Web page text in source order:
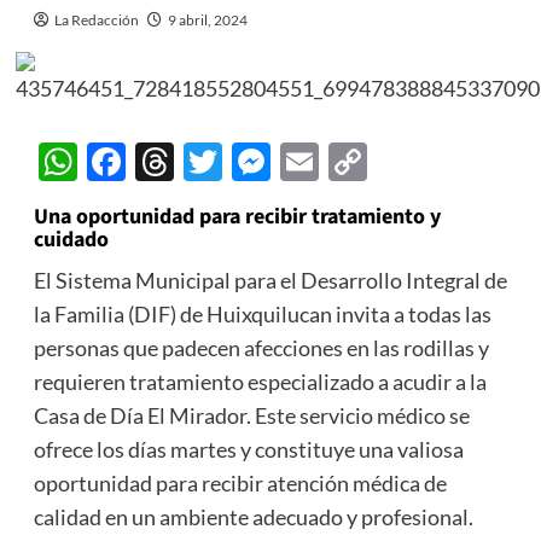
La Redacción 9 abril, 2024
WhatsApp
Facebook
Threads
Twitter
Messenger
EmailCopy
Link
Una oportunidad para recibir tratamiento y
cuidado
El Sistema Municipal para el Desarrollo Integral de
la Familia (DIF) de Huixquilucan invita a todas las
personas que padecen afecciones en las rodillas y
requieren tratamiento especializado a acudir a la
Casa de Día El Mirador. Este servicio médico se
ofrece los días martes y constituye una valiosa
oportunidad para recibir atención médica de
calidad en un ambiente adecuado y profesional.